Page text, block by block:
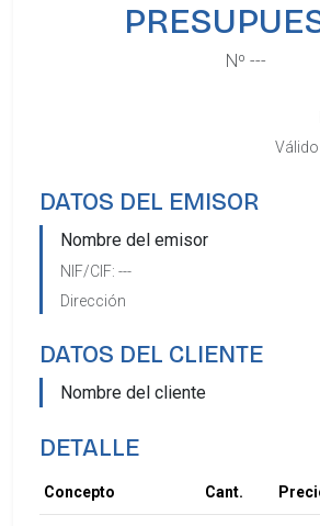
Nº ---
DATOS DEL EMISOR
Nombre del emisor
NIF/CIF: ---
Dirección
DATOS DEL CLIENTE
Nombre del cliente
DETALLE
Concepto Cant.